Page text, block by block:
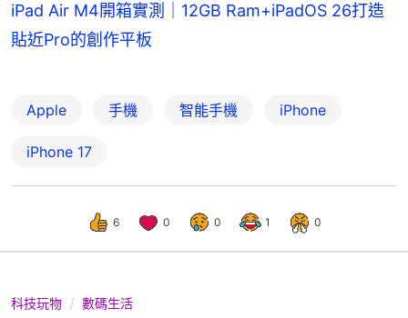
iPad Air M4開箱實測｜12GB Ram+iPadOS 26打造
貼近Pro的創作平板
Apple 手機 智能手機 iPhone
iPhone 17
6 0 0 1 0
科技玩物 數碼生活